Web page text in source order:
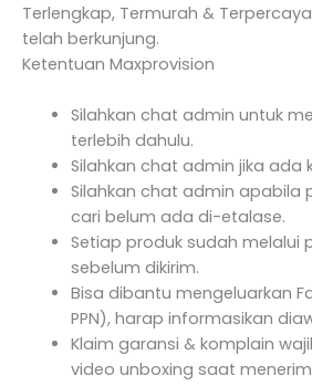
Terlengkap, Termurah &
telah berkunjung.
Ketentuan Maxprovision
Silahkan chat admin untuk
terlebih dahulu.
Silahkan chat admin jika ada
Silahkan chat admin apabila
cari belum ada di-etalase.
Setiap produk sudah melalui
sebelum dikirim.
Bisa dibantu mengeluarkan
PPN), harap informasikan
Klaim garansi & komplain
video unboxing saat